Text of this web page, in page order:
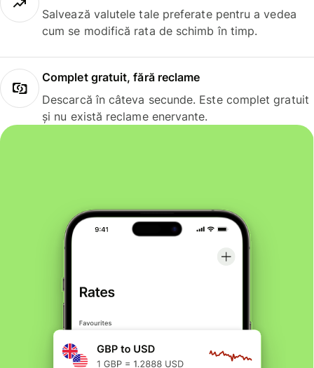
Salvează valutele tale preferate pentru a vedea
cum se modifică rata de schimb în timp.
Complet gratuit, fără reclame
Descarcă în câteva secunde. Este complet gratuit
și nu există reclame enervante.